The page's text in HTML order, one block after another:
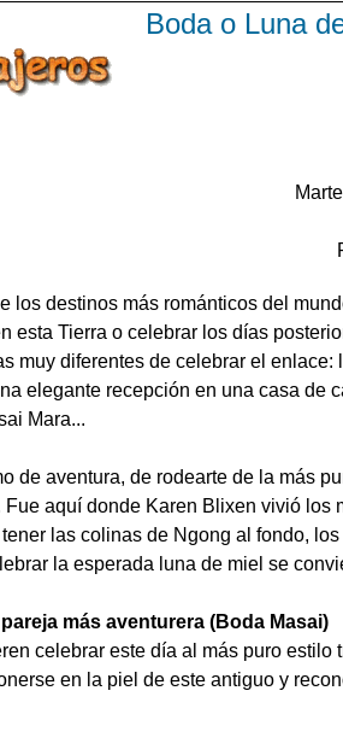
Boda o Luna
los destinos más románticos del
esta Tierra o celebrar los días
muy diferentes de celebrar el
elegante recepción en una casa de
Mara...
de aventura, de rodearte de la más
Fue aquí donde Karen Blixen vivió
las colinas de Ngong al fondo,
la esperada luna de miel se
más aventurera (Boda Masai)
celebrar este día al más puro
en la piel de este antiguo y